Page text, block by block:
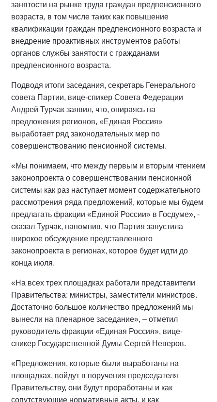
занятости на рынке труда граждан предпенсионного
возраста, в том числе таких как повышение
квалификации граждан предпенсионного возраста и
внедрение проактивных инструментов работы
органов службы занятости с гражданами
предпенсионного возраста.
Подводя итоги заседания, секретарь Генерального
совета Партии, вице-спикер Совета Федерации
Андрей Турчак заявил, что, опираясь на
предложения регионов, «Единая Россия»
выработает ряд законодательных мер по
совершенствованию пенсионной системы.
«Мы понимаем, что между первым и вторым чтением
законопроекта о совершенствовании пенсионной
системы как раз наступает момент содержательного
рассмотрения ряда предложений, которые мы будем
предлагать фракции «Единой России» в Госдуме», -
сказал Турчак, напомнив, что Партия запустила
широкое обсуждение представленного
законопроекта в регионах, которое будет идти до
конца июля.
«На всех трех площадках работали представители
Правительства: министры, заместители министров.
Достаточно большое количество предложений мы
вынесли на пленарное заседание», – отметил
руководитель фракции «Единая Россия», вице-
спикер Государственной Думы Сергей Неверов.
«Предложения, которые были выработаны на
площадках, войдут в поручения председателя
Правительству, они будут проработаны и как
сопутствующие нормативные акты, и как